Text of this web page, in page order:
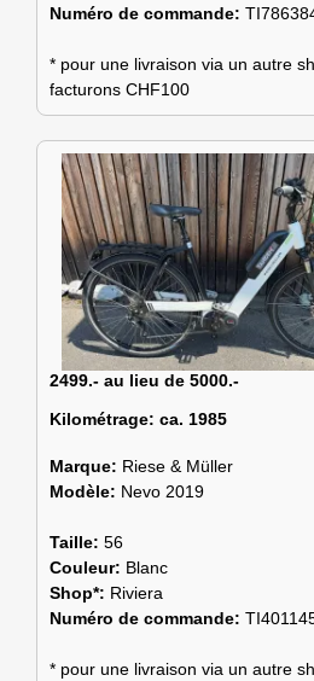
Numéro de commande:
* pour une livraison via un autre
facturons CHF100
2499.- au lieu de 5000.-
Kilométrage: ca. 1985
Marque: Riese & Müller
Modèle: Nevo 2019
Taille: 56
Couleur: Blanc
Shop*: Riviera
Numéro de commande:
* pour une livraison via un autre